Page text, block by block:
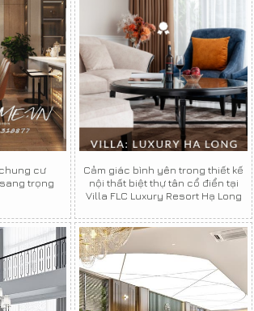
cư
trọng
Cảm giác bình yên trong thiết kế
nội thất biệt thự tân cổ điển tại
Villa FLC Luxury Resort Hạ Long